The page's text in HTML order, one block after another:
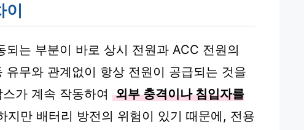
이
는 부분이 바로 상시 전원과 ACC 전원의
무와 관계없이 항상 전원이 공급되는 것을
가 계속 작동하여 외부 충격이나 침입자를
지만 배터리 방전의 위험이 있기 때문에, 전용